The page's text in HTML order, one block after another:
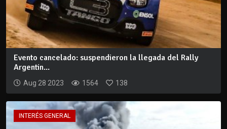
Evento cancelado: suspendieron la llegada del Rally
Argentin...
Aug 28 2023 1564 138
INTERÉS GENERAL